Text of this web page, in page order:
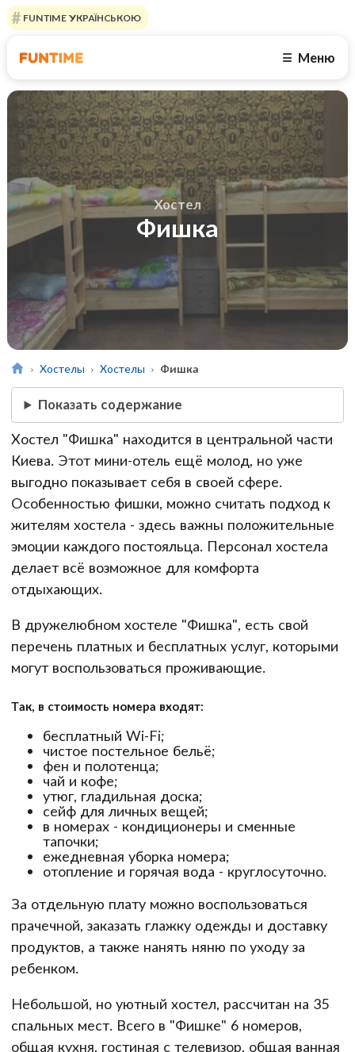
FUNTIME УКРАЇНСЬКОЮ
☰ Меню
Хостел
Фишка
Хостелы Хостелы Фишка
Показать содержание
Хостел "Фишка" находится в центральной части
Киева. Этот мини-отель ещё молод, но уже
выгодно показывает себя в своей сфере.
Особенностью фишки, можно считать подход к
жителям хостела - здесь важны положительные
эмоции каждого постояльца. Персонал хостела
делает всё возможное для комфорта
отдыхающих.
В дружелюбном хостеле "Фишка", есть свой
перечень платных и бесплатных услуг, которыми
могут воспользоваться проживающие.
Так, в стоимость номера входят:
бесплатный Wi-Fi;
чистое постельное бельё;
фен и полотенца;
чай и кофе;
утюг, гладильная доска;
сейф для личных вещей;
в номерах - кондиционеры и сменные
тапочки;
ежедневная уборка номера;
отопление и горячая вода - круглосуточно.
За отдельную плату можно воспользоваться
прачечной, заказать глажку одежды и доставку
продуктов, а также нанять няню по уходу за
ребенком.
Небольшой, но уютный хостел, рассчитан на 35
спальных мест. Всего в "Фишке" 6 номеров,
общая кухня, гостиная с телевизор, общая ванная